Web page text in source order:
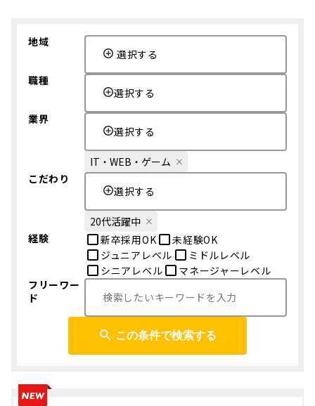
地域
選択する
職種
選択する
業界
選択する
IT・WEB・ゲーム
こだわり
選択する
20代活躍中
経験
新卒採用OK
未経験OK
ジュニアレベル
ミドルレベル
シニアレベル
マネージャーレベル
フリーワー
ド
この条件で検索する